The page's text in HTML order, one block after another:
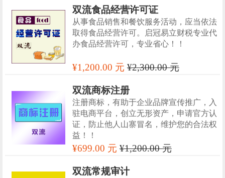
双流食品经营许可证
从事食品销售和餐饮服务活动，应当依法
取得食品经营许可。启冠易立财税专业代
办食品经营许可，专业省心！！
¥1,200.00 元¥2,300.00 元
双流商标注册
注册商标，有助于企业品牌宣传推广，入
驻电商平台，创立无形资产，申请官方认
证，防止他人山寨冒名，维护您的合法权
益！！
¥699.00 元¥1,200.00 元
双流常规审计